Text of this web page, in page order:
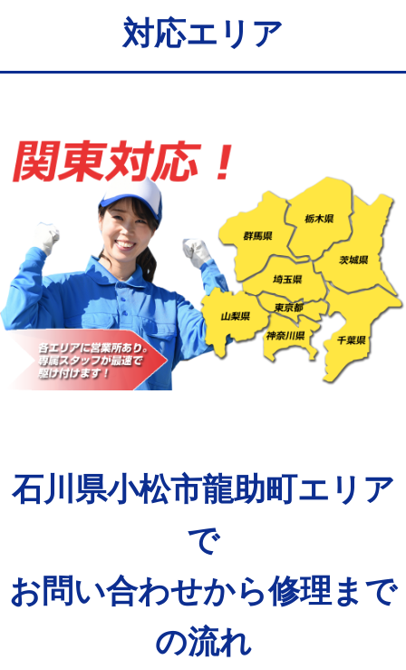
給水管工事※（保温材使用（バンド止
5,500円
給水管工事※（塩ビ管（VP・HI）使
用/3ｍまで)
給水管工事※（塩ビ管（VP・HI）使
用（追加）/3ｍ超え)
+8,800円
給水管工事※（ライニング鋼管・銅
管・ポリ管・HT管使用/3ｍまで)
44,000円
給水管工事※（ライニング鋼管・銅
管・ポリ管・HT管使用/3ｍ超え)
+8,800円
マス交換（土の掘削・埋め戻し作業）
コンクリート斫り（厚さ10㎝まで） 27,500円
コンクリート斫り（厚さ10㎝超え）
モルタル補修（厚さ10㎝超え） 38,500円
対応エリア
石川県小松市龍助町エリア
で
お問い合わせから修理まで
の流れ